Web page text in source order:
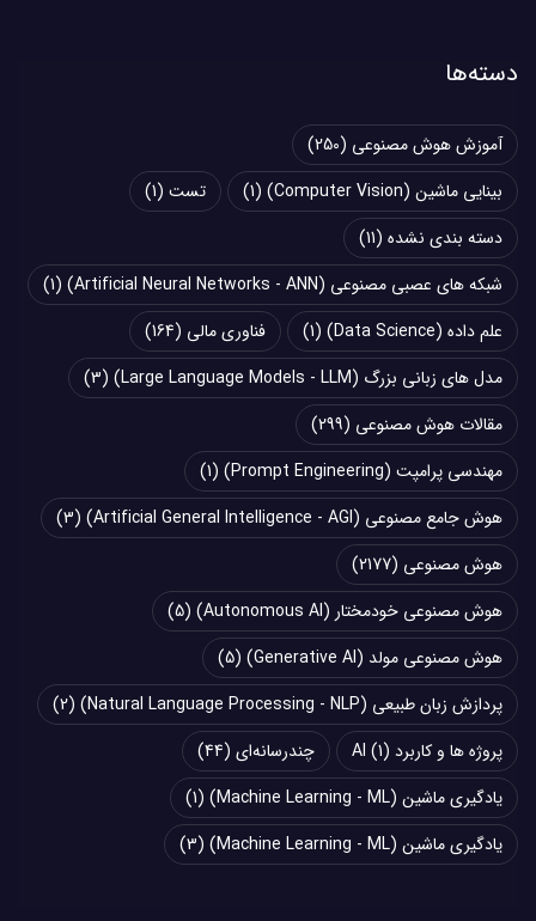
دسته‌ها
آموزش هوش مصنوعی (250)
بینایی ماشین (Computer Vision)
(1) تست (1)
دسته بندی نشده (11)
شبکه های عصبی مصنوعی (Artificial Neural Networks - ANN)
(1)
علم داده (Data Science)
(1) فناوری مالی (164)
مدل های زبانی بزرگ (Large Language Models - LLM)
(3)
مقالات هوش مصنوعی (299)
مهندسی پرامپت (Prompt Engineering)
(1)
هوش جامع مصنوعی (Artificial General Intelligence - AGI)
(3)
هوش مصنوعی (2177)
هوش مصنوعی خودمختار (Autonomous AI)
(5)
هوش مصنوعی مولد (Generative AI)
(5)
پردازش زبان طبیعی (Natural Language Processing - NLP)
(2)
پروژه ها و کاربرد AI (1) چند‌‌رسانه‌ای (44)
یادگیری ماشین (Machine Learning - ML)
(1)
یادگیری ماشین (Machine Learning - ML)
(3)